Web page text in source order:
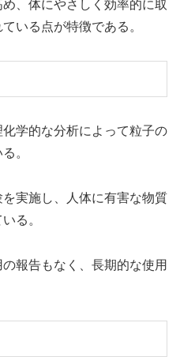
、体にやさしく効率的に取
いる点が特徴である。
学的な分析によって粒子の
。
実施し、人体に有害な物質
る。
報告もなく、長期的な使用